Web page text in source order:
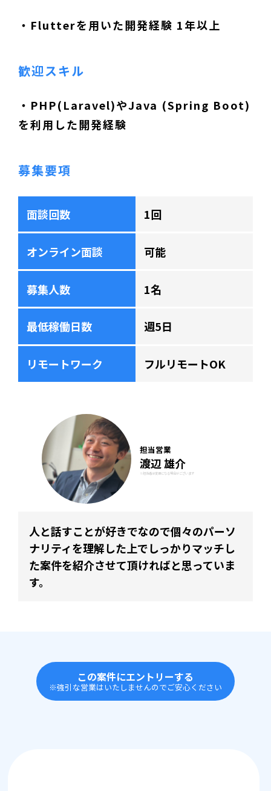
・Flutterを用いた開発経験 1年以上
歓迎スキル
・PHP(Laravel)やJava (Spring Boot)
を利用した開発経験
募集要項
面談回数 1回
オンライン面談 可能
募集人数 1名
最低稼働日数 週5日
リモートワーク フルリモートOK
担当営業
渡辺 雄介
※担当者は変更になる場合がございます
人と話すことが好きでなので個々のパーソ
ナリティを理解した上でしっかりマッチし
た案件を紹介させて頂ければと思っていま
す。
この案件にエントリーする
※強引な営業はいたしませんのでご安心ください